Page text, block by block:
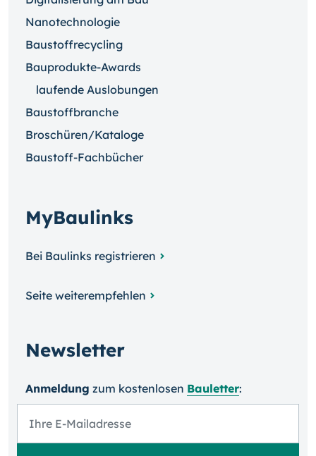
Nanotechnologie
Baustoffrecycling
Bauprodukte-Awards
laufende Auslobungen
Baustoffbranche
Broschüren/Kataloge
Baustoff-Fachbücher
MyBaulinks
Bei Baulinks registrieren
Seite weiterempfehlen
Newsletter
Anmeldung zum kosten­losen Bauletter: